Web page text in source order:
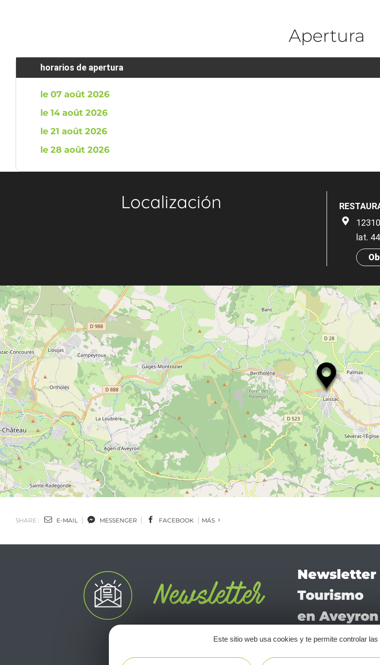
Apertura
horarios de apertura
le 07 août 2026
le 14 août 2026
le 21 août 2026
le 28 août 2026
Localización
lat.
SHARE : E-MAIL MESSENGER FACEBOOK MÁS
Newsletter
Tourismo
en Aveyron
¡SUSCRÍBASE A NUESTRO
Este sitio web usa cookies y te permite controlar